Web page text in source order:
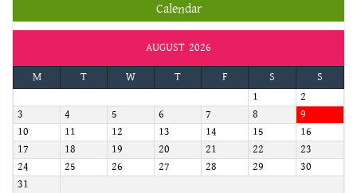
Calendar
AUGUST 2026
M
T W T F S
S
1
2
3
4 5 6 7 8
9
10
11 12 13 14 15
16
17
18 19 20 21 22
23
24
25 26 27 28 29
30
31